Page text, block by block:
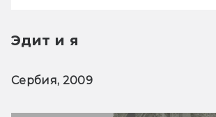
Эдит и я
Сербия, 2009